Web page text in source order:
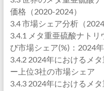
価格（2020-2024）
3.4 市場シェア分析（2024
3.4.1 メタ重亜硫酸ナト
び市場シェア(%)：2024年
3.4.2 2024年におけるメ
ー上位3社の市場シェア
3.4.3 2024年におけるメ